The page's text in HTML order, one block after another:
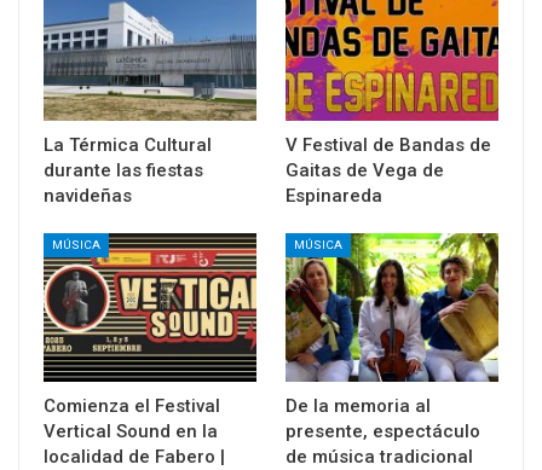
La Térmica Cultural
durante las fiestas
navideñas
V Festival de Bandas de
Gaitas de Vega de
Espinareda
MÚSICA
Comienza el Festival
Vertical Sound en la
localidad de Fabero |
MÚSICA
De la memoria al
presente, espectáculo
de música tradicional